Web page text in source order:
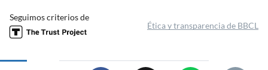
Seguimos criterios de
Ética y transparencia de BBCL